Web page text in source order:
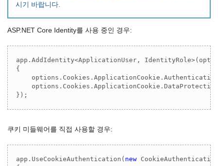
시기 바랍니다.
ASP.NET Core Identity를 사용 중인 경우:
app.AddIdentity<ApplicationUser,
{
});
쿠키 미들웨어를 직접 사용할 경우:
app.UseCookieAuthentication( new